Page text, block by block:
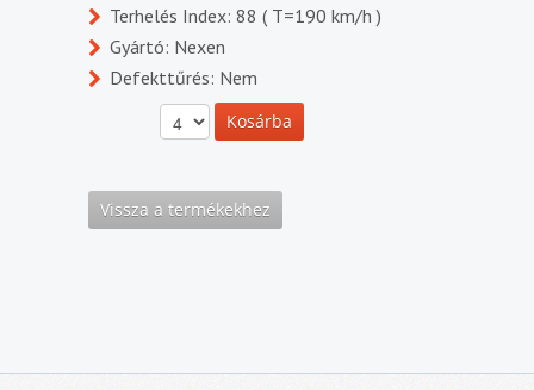
Terhelés Index: 88 ( T=190 km/h )
Gyártó: Nexen
Defekttűrés: Nem